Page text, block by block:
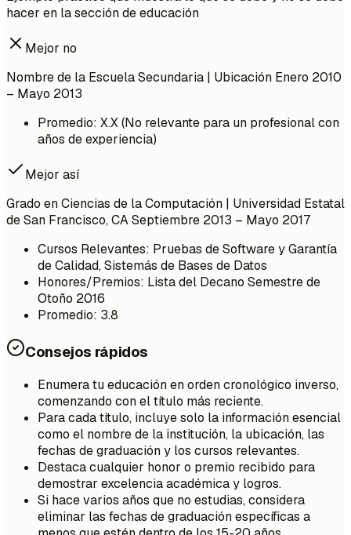
hacer en la sección de educación
Mejor no
Nombre de la Escuela Secundaria | Ubicación Enero 2010
– Mayo 2013
Promedio: X.X (No relevante para un profesional con
años de experiencia)
Mejor así
Grado en Ciencias de la Computación | Universidad Estatal
de San Francisco, CASeptiembre 2013 – Mayo 2017
Cursos Relevantes: Pruebas de Software y Garantía
de Calidad, Sistemás de Bases de Datos
Honores/Premios: Lista del Decano Semestre de
Otoño 2016
Promedio: 3.8
Consejos rápidos
Enumera tu educación en orden cronológico inverso,
comenzando con el título más reciente.
Para cada título, incluye solo la información esencial
como el nombre de la institución, la ubicación, las
fechas de graduación y los cursos relevantes.
Destaca cualquier honor o premio recibido para
demostrar excelencia académica y logros.
Si hace varios años que no estudias, considera
eliminar las fechas de graduación específicas a